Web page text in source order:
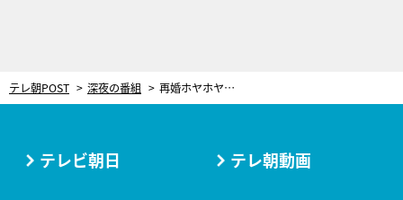
テレ朝POST 深夜の番組 再婚ホヤホヤ小倉優子、嫌いなものは「ウソ」 興味津々のナイナイに意味深表現
テレビ朝日 テレ朝動画